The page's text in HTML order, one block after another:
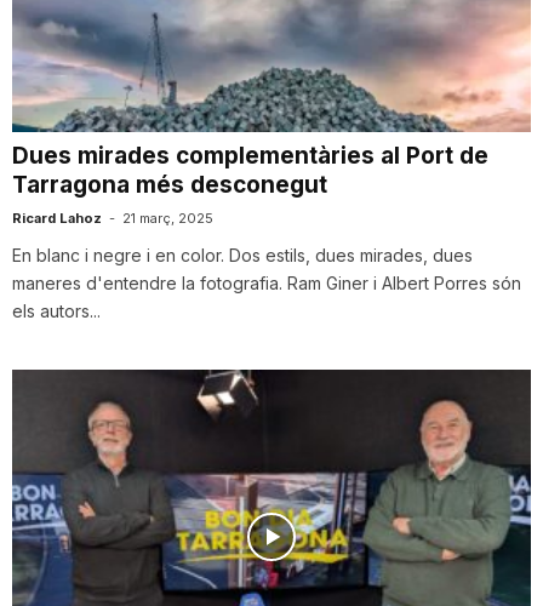
T
a
r
r
o
n
Dues mirades complementàries al Port de
Tarragona més desconegut
Ricard Lahoz - 21 març, 2025
En blanc i negre i en color. Dos estils, dues mirades, dues
maneres d'entendre la fotografia. Ram Giner i Albert Porres són
els autors...